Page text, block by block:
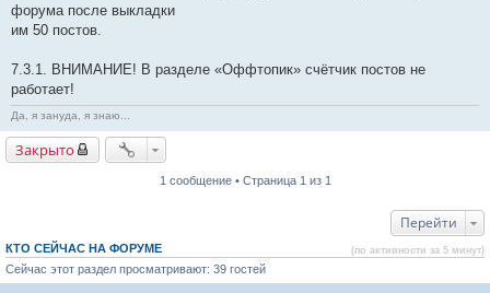
форума после выкладки
им 50 постов.
7.3.1. ВНИМАНИЕ! В разделе «Оффтопик» счётчик постов не
работает!
Да, я зануда, я знаю...
Закрыто
1 сообщение • Страница 1 из 1
Перейти
КТО СЕЙЧАС НА ФОРУМЕ (по активности за 5 минут)
Сейчас этот раздел просматривают: 39 гостей